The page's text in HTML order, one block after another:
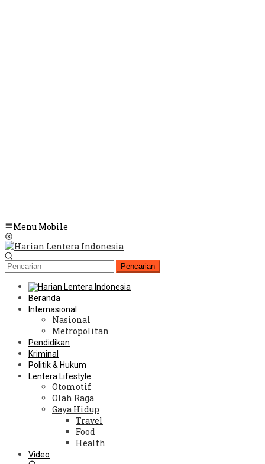
Menu Mobile
Pencarian
Beranda
Internasional
Nasional
Metropolitan
Pendidikan
Kriminal
Politik & Hukum
Lentera Lifestyle
Otomotif
Olah Raga
Gaya Hidup
Travel
Food
Health
Video